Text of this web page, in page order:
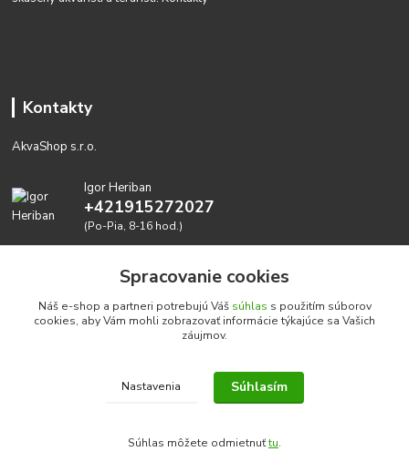
Kontakty
AkvaShop s.r.o.
Igor Heriban
+421915272027
(Po-Pia, 8-16 hod.)
Realizujeme prírodné akvária: AkvaShop s.r.o. • IBAN:
SK3911000000002947087849
Spracovanie cookies
Náš e-shop a partneri potrebujú Váš súhlas s použitím súborov
cookies, aby Vám mohli zobrazovať informácie týkajúce sa Vašich
záujmov.
Nastavenia Súhlasím
Súhlas môžete odmietnuťtu.